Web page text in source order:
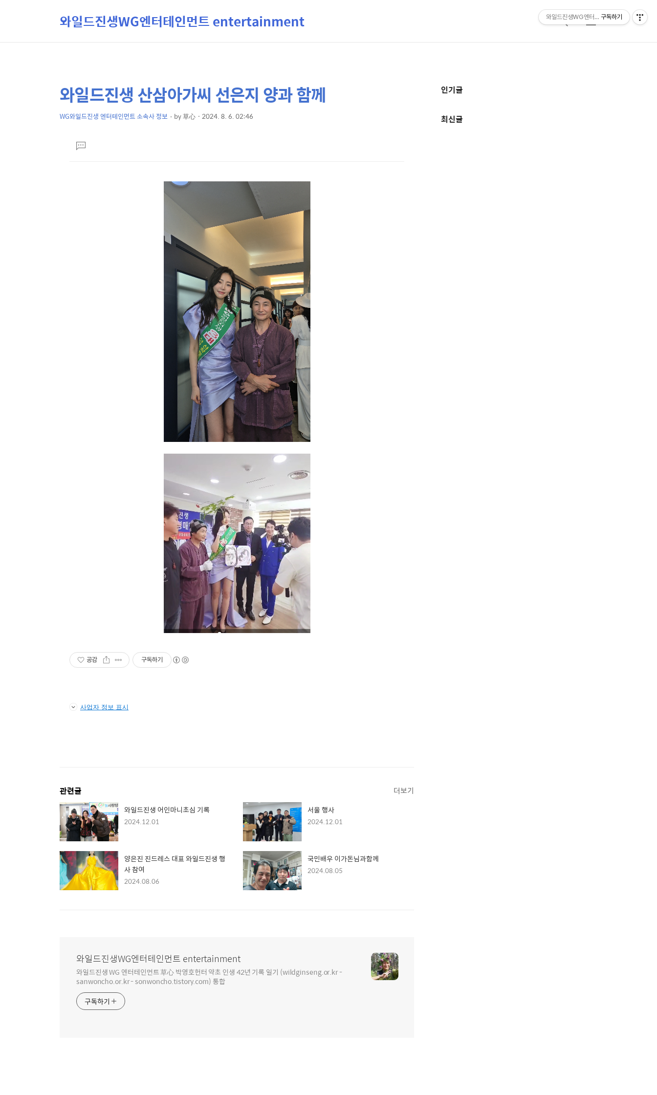
와일드진생WG엔터테인먼트 entertainment
검
메
상
컨
본
문
제
와일드진생 산삼아가씨 선은지 양과 함께
WG와일드진생 엔터테인먼트 소속사 정보 by草心 2024. 8. 6. 02:46
댓
글
공감 구독하기
사업자 정보 표시
관련글 더보기
와일드진생 어인마니초심 기록
2024.12.01
서울 행사
2024.12.01
양은진 진드레스 대표 와일드진생 행
사 참여
2024.08.06
국민배우 이가돈님과함께
2024.08.05
와일드진생WG엔터테인먼트 entertainment
와일드진생 WG 엔터테인먼트 草心 박영호헌터 약초 인생 42년 기록 일기 (wildginseng.or.kr -
sanwoncho.or.kr - sonwoncho.tistory.com) 통합
구독하기
추
정
인기글
최신글
와일드진생WG엔터테인먼트
구독하기